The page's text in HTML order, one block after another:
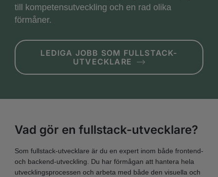
till kompetensutveckling och en rad olika
förmåner.
LEDIGA JOBB SOM FULLSTACK-
UTVECKLARE
Vad gör en fullstack-utvecklare?
Som fullstack-utvecklare är du en expert inom både frontend-
och backend-utveckling. Du har förmågan att hantera hela
utvecklingsprocessen och arbeta med både den visuella och